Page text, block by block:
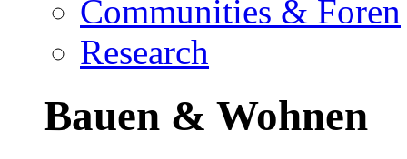
Communities & Foren
Research
Bauen & Wohnen